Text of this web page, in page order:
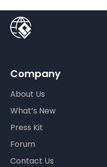
Company
About Us
What’s New
Press Kit
Forum
Contact Us